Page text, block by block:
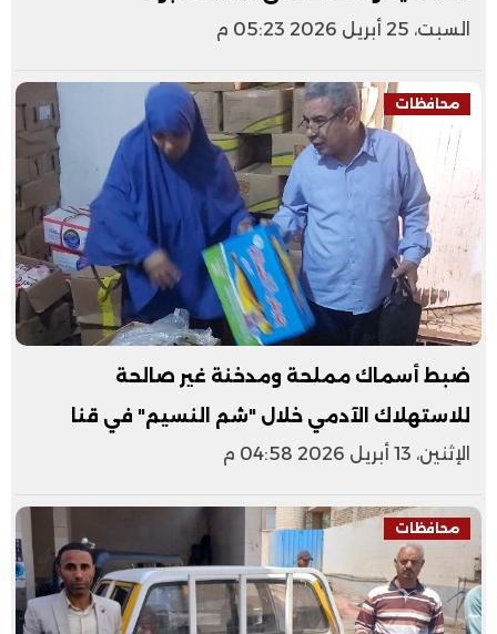
السبت، 25 أبريل 2026 05:23 م
محافظات
ضبط أسماك مملحة ومدخنة غير صالحة
للاستهلاك الآدمي خلال "شم النسيم" في قنا
الإثنين، 13 أبريل 2026 04:58 م
محافظات